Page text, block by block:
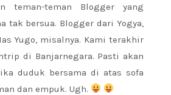
teman-teman Blogger yang
tak bersua. Blogger dari Yogya,
Yugo, misalnya. Kami terakhir
di Banjarnegara. Pasti akan
duduk bersama di atas sofa
dan empuk. Ugh.